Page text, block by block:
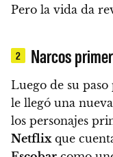
Pero la vida da
2 Narcos
Luego de su paso
le llegó una
los personajes
Netflixque